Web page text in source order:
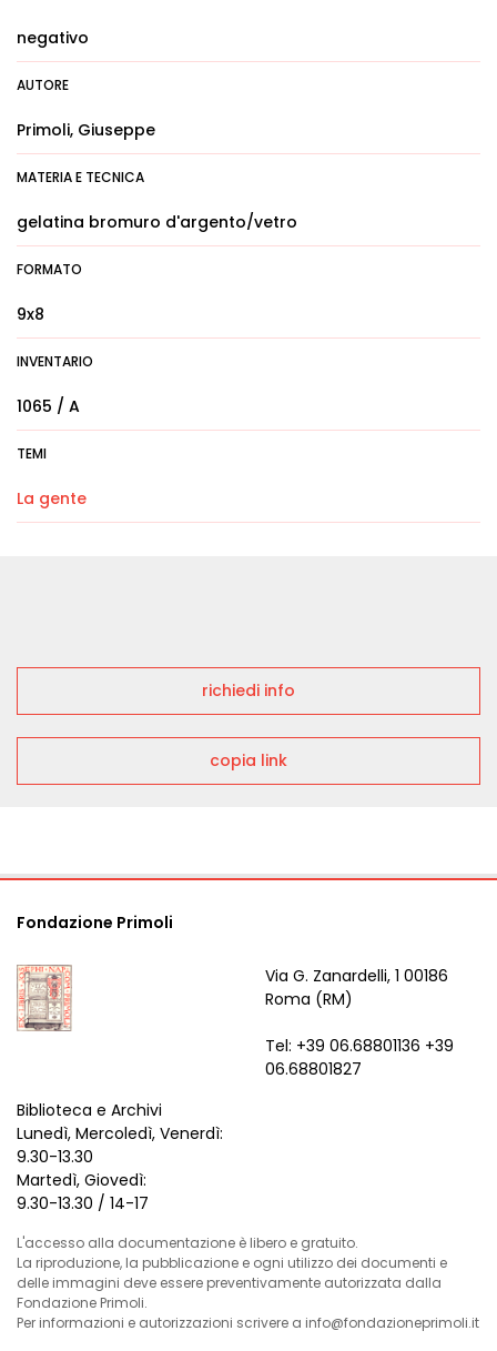
negativo
AUTORE
Primoli, Giuseppe
MATERIA E TECNICA
gelatina bromuro d'argento/vetro
FORMATO
9x8
INVENTARIO
1065 / A
TEMI
La gente
richiedi info
copia link
Fondazione Primoli
Via G. Zanardelli, 1 00186
Roma (RM)
Tel: +39 06.68801136 +39
06.68801827
Biblioteca e Archivi
Lunedì, Mercoledì, Venerdì:
9.30-13.30
Martedì, Giovedì:
9.30-13.30 / 14-17
L'accesso alla documentazione è libero e gratuito.
La riproduzione, la pubblicazione e ogni utilizzo dei documenti e
delle immagini deve essere preventivamente autorizzata dalla
Fondazione Primoli.
Per informazioni e autorizzazioni scrivere a info@fondazioneprimoli.it